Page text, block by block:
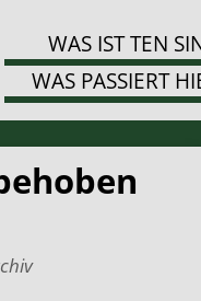
WAS IST TEN
WAS PASSIERT